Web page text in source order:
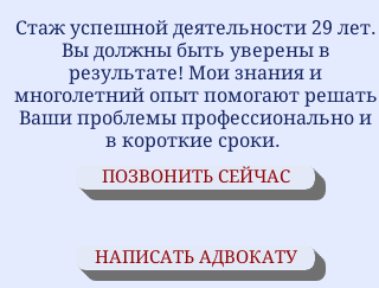
Стаж успешной деятельности 29 лет.
Вы должны быть уверены в
результате! Мои знания и
многолетний опыт помогают решать
Ваши проблемы профессионально и
в короткие сроки.
ПОЗВОНИТЬ СЕЙЧАС
НАПИСАТЬ АДВОКАТУ